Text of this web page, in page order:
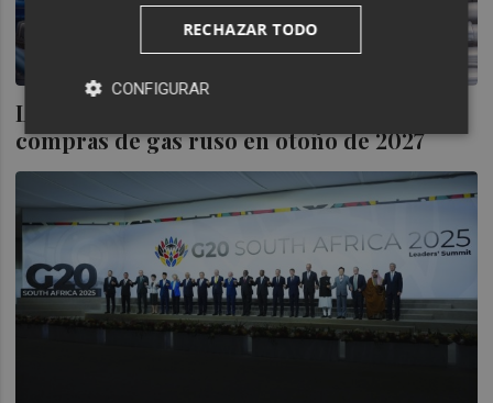
La UE acuerda romper con todas las
compras de gas ruso en otoño de 2027
RECHAZAR TODO
CONFIGURAR